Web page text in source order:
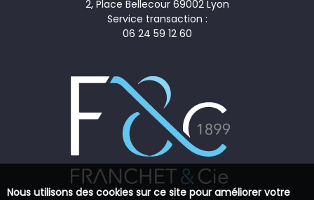
2, Place Bellecour 69002 Lyon
Service transaction :
06 24 59 12 60
Nous utilisons des cookies sur ce site pour améliorer votre